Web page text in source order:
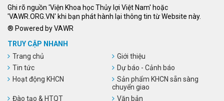
Ghi rõ nguồn 'Viện Khoa học Thủy lợi Việt Nam' hoặc
'VAWR.ORG.VN' khi bạn phát hành lại thông tin từ Website này.
® Powered by VAWR
TRUY CẬP NHANH
Trang chủ
Giới thiệu
Tin tức
Dự báo - Cảnh báo
Hoạt động KHCN
Sản phẩm KHCN sẵn sàng
chuyển giao
Đào tạo & HTQT
Văn bản